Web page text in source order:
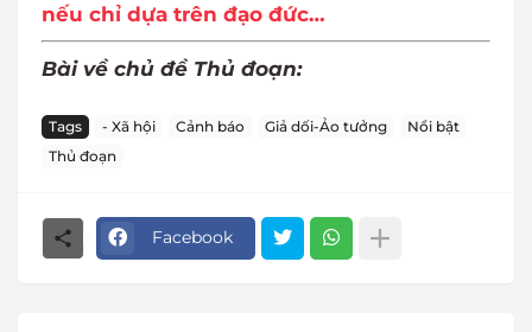
nếu chỉ dựa trên đạo đức…
Bài về chủ đề Thủ đoạn:
Tags - Xã hội Cảnh báo Giả dối-Ảo tưởng
Nổi bật
Thủ đoạn
Facebook